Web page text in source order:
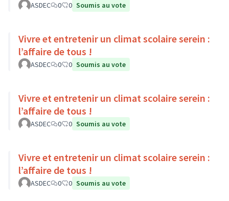
ASDEC 0 0 Soumis au vote
Vivre et entretenir un climat scolaire serein :
l’affaire de tous !
ASDEC 0 0 Soumis au vote
Vivre et entretenir un climat scolaire serein :
l’affaire de tous !
ASDEC 0 0 Soumis au vote
Vivre et entretenir un climat scolaire serein :
l’affaire de tous !
ASDEC 0 0 Soumis au vote